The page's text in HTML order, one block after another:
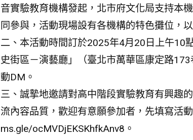
音實驗教育機構發起，北市府文化局支持本
同參與，活動現場設有各機構的特色攤位，
二、本活動時間訂於2025年4月20日上午10
史街區－演藝廳」（臺北市萬華區康定路
動DM。
三、誠摯地邀請對高中階段實驗教育有興趣
流內容品質，歡迎有意願參加者，先填寫活
ms.gle/ocMVDjEKSKhfkAnv8。